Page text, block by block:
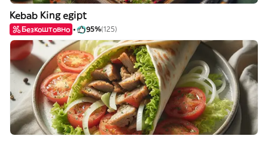
Kebab King egipt
Безкоштовно 95%(125)